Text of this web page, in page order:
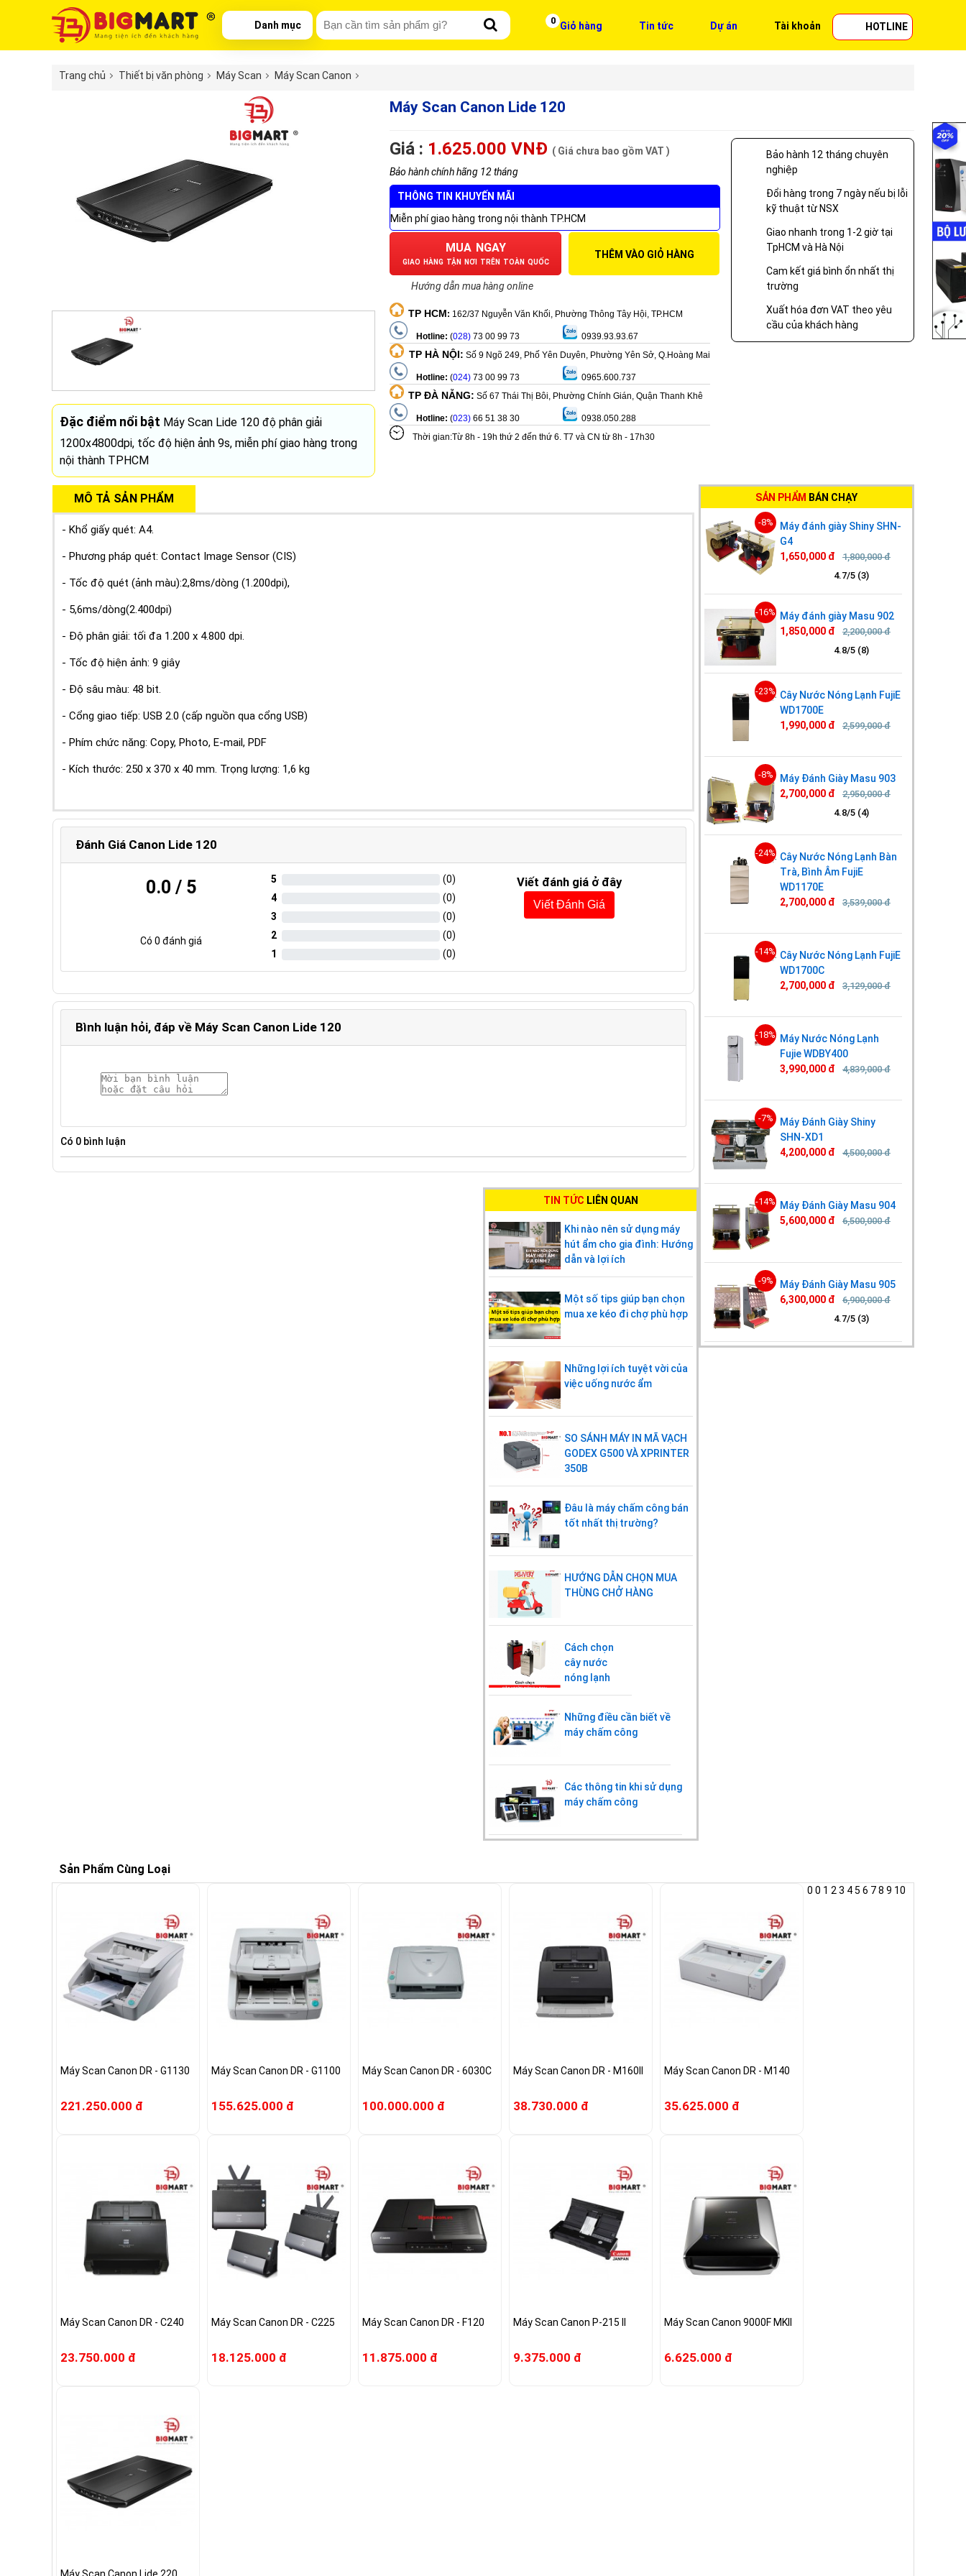
Danh mục 0 Giỏ hàng Tin tức Dự án Tài khoản HOTLINE
Trang chủ Thiết bị văn phòng Máy Scan Máy Scan Canon
Đặc điểm nổi bật Máy Scan Lide 120 độ phân giải
1200x4800dpi, tốc độ hiện ảnh 9s, miễn phí giao hàng trong
nội thành TPHCM
Máy Scan Canon Lide 120
Giá : 1.625.000 VNĐ ( Giá chưa bao gồm VAT )
Bảo hành chính hãng 12 tháng
THÔNG TIN KHUYẾN MÃI
Miễn phí giao hàng trong nội thành TP.HCM
MUA NGAY
GIAO HÀNG TẬN NƠI TRÊN TOÀN QUỐC
THÊM VÀO GIỎ HÀNG
Hướng dẫn mua hàng online
TP HCM: 162/37 Nguyễn Văn Khối, Phường Thông Tây Hội, TP.HCM
Hotline: (028) 73 00 99 73 0939.93.93.67
TP HÀ NỘI: Số 9 Ngõ 249, Phố Yên Duyên, Phường Yên Sở, Q.Hoàng Mai
Hotline: (024) 73 00 99 73 0965.600.737
TP ĐÀ NẴNG: Số 67 Thái Thị Bôi, Phường Chính Gián, Quận Thanh Khê
Hotline: (023) 66 51 38 30
0938.050.288
Thời gian:Từ 8h - 19h thứ 2 đến thứ 6. T7 và CN từ 8h - 17h30
Bảo hành 12 tháng chuyên
nghiệp
Đổi hàng trong 7 ngày nếu bị lỗi
kỹ thuật từ NSX
Giao nhanh trong 1-2 giờ tại
TpHCM và Hà Nội
Cam kết giá bình ổn nhất thị
trường
Xuất hóa đơn VAT theo yêu
cầu của khách hàng
MÔ TẢ SẢN PHẨM
- Khổ giấy quét: A4.
- Phương pháp quét: Contact Image Sensor (CIS)
- Tốc độ quét (ảnh màu):2,8ms/dòng (1.200dpi),
- 5,6ms/dòng(2.400dpi)
- Độ phân giải: tối đa 1.200 x 4.800 dpi.
- Tốc độ hiện ảnh: 9 giây
- Độ sâu màu: 48 bit.
- Cổng giao tiếp: USB 2.0 (cấp nguồn qua cổng USB)
- Phím chức năng: Copy, Photo, E-mail, PDF
- Kích thước: 250 x 370 x 40 mm. Trọng lượng: 1,6 kg
Đánh Giá Canon Lide 120
0.0 / 5
Có0 đánh giá
5 (0)
4
(0)
3
(0)
2
(0)
1
(0)
Viết đánh giá ở đây
Viết Đánh Giá
Bình luận hỏi, đáp về Máy Scan Canon Lide 120
Có 0 bình luận
SẢN PHẨM BÁN CHẠY
-8%
Máy đánh giày Shiny SHN-
G4
1,650,000 đ
1,800,000 đ
4.7/5 (3)
-16% Máy đánh giày Masu 902
1,850,000 đ
2,200,000 đ
4.8/5 (8)
-23% Cây Nước Nóng Lạnh FujiE
WD1700E
1,990,000 đ
2,599,000 đ
-8%
Máy Đánh Giày Masu 903
2,700,000 đ
2,950,000 đ
4.8/5 (4)
-24% Cây Nước Nóng Lạnh Bàn
Trà, Bình Âm FujiE
WD1170E
2,700,000 đ
3,539,000 đ
-14% Cây Nước Nóng Lạnh FujiE
WD1700C
2,700,000 đ
3,129,000 đ
-18% Máy Nước Nóng Lạnh
Fujie WDBY400
3,990,000 đ
4,839,000 đ
-7%
Máy Đánh Giày Shiny
SHN-XD1
4,200,000 đ
4,500,000 đ
-14% Máy Đánh Giày Masu 904
5,600,000 đ
6,500,000 đ
-9%
Máy Đánh Giày Masu 905
6,300,000 đ
6,900,000 đ
4.7/5 (3)
TIN TỨC LIÊN QUAN
Khi nào nên sử dụng máy
hút ẩm cho gia đình: Hướng
dẫn và lợi ích
Một số tips giúp bạn chọn
mua xe kéo đi chợ phù hợp
Những lợi ích tuyệt vời của
việc uống nước ẩm
SO SÁNH MÁY IN MÃ VẠCH
GODEX G500 VÀ XPRINTER
350B
Đâu là máy chấm công bán
tốt nhất thị trường?
HƯỚNG DẪN CHỌN MUA
THÙNG CHỞ HÀNG
Cách chọn
cây nước
nóng lạnh
Những điều cần biết về
máy chấm công
Các thông tin khi sử dụng
máy chấm công
Sản Phẩm Cùng Loại
0
Máy Scan Canon DR - G1130
221.250.000 đ
0
Máy Scan Canon DR - G1100
155.625.000 đ
1
Máy Scan Canon DR - 6030C
100.000.000 đ
2
Máy Scan Canon DR - M160II
38.730.000 đ
3
Máy Scan Canon DR - M140
35.625.000 đ
4
Máy Scan Canon DR - C240
23.750.000 đ
5
Máy Scan Canon DR - C225
18.125.000 đ
6
Máy Scan Canon DR - F120
11.875.000 đ
7
Máy Scan Canon P-215 II
9.375.000 đ
8
Máy Scan Canon 9000F MKII
6.625.000 đ
9 10